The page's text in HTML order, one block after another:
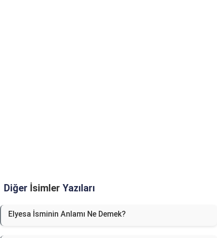
Diğer İsimler Yazıları
Elyesa İsminin Anlamı Ne Demek?